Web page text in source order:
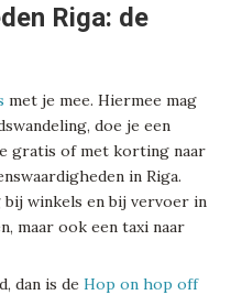
Riga: de
met je mee. Hiermee mag
doe je een
gratis of met korting naar
in Riga.
winkels en bij vervoer in
maar ook een taxi naar
dan is de Hop on hop off